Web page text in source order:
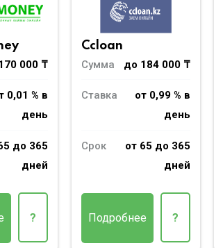
000 ₸
0,01 % в
день
до 365
дней
?
Ccloan
Сумма
до 184 000 ₸
Ставка
от 0,99 % в
день
Срок
от 65 до 365
дней
Подробнее ?